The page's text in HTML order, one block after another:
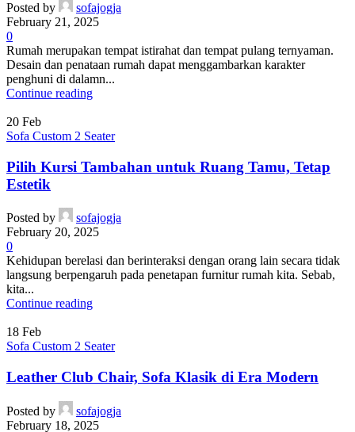
Posted by
sofajogja
February 21, 2025
0
Rumah merupakan tempat istirahat dan tempat pulang ternyaman.
Desain dan penataan rumah dapat menggambarkan karakter
penghuni di dalamn...
Continue reading
20 Feb
Sofa Custom 2 Seater
Pilih Kursi Tambahan untuk Ruang Tamu, Tetap
Estetik
Posted by
sofajogja
February 20, 2025
0
Kehidupan berelasi dan berinteraksi dengan orang lain secara tidak
langsung berpengaruh pada penetapan furnitur rumah kita. Sebab,
kita...
Continue reading
18 Feb
Sofa Custom 2 Seater
Leather Club Chair, Sofa Klasik di Era Modern
Posted by
sofajogja
February 18, 2025